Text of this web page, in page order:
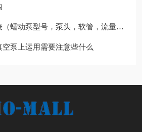
动泵型号，泵头，软管，流量范围）
泵上运用需要注意些什么